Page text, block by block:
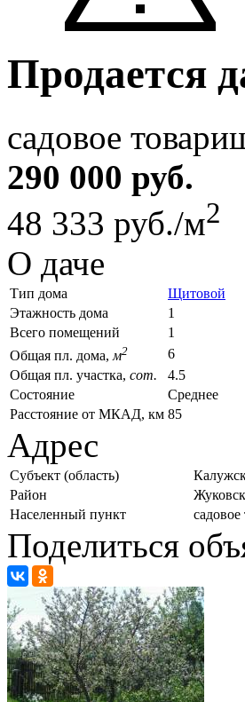
Продается
садовое
290 000 руб.
48 333 руб./м2
О даче
Тип дома
Щитовой
Этажность дома
1
Всего помещений
1
Общая пл. дома, м2
6
Общая пл. участка, сот.
4.5
Состояние
Среднее
Расстояние от МКАД, км 85
Адрес
Субъект (область)
Район
Населенный пункт
Поделиться